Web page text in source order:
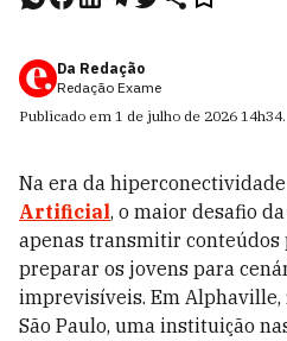
Da Redação
Redação Exame
Publicado em 1 de julho de 2026 14h34.
Na era da
Artificial, o maior desafio
apenas transmitir conteúdos
preparar os jovens para
imprevisíveis. Em
São Paulo, uma instituição